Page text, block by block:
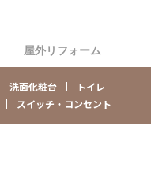
屋外リフォーム
洗面化粧台
トイレ
スイッチ・コンセント